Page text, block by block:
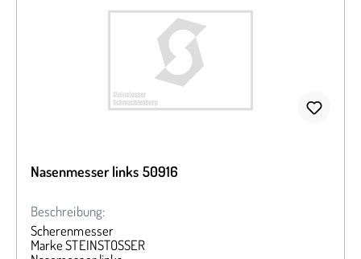
Nasenmesser links 50916
Beschreibung:
Scherenmesser
Marke STEINSTOSSER